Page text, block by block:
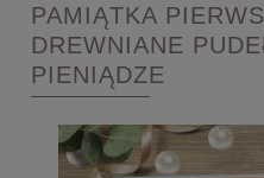
PAMIĄTKA
DREWNIANE
PIENIĄDZE